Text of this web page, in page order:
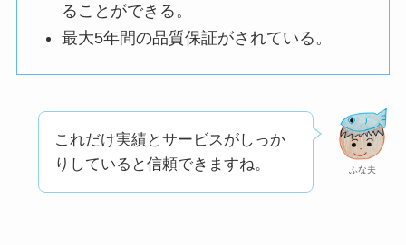
ることができる。
最大5年間の品質保証がされている。
ふな夫
これだけ実績とサービスがしっか
りしていると信頼できますね。